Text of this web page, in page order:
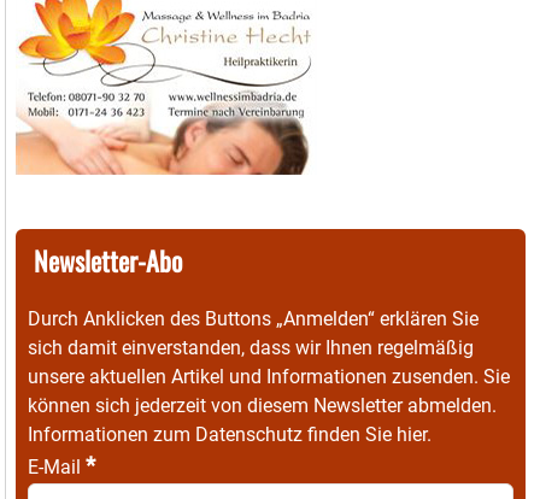
Newsletter-Abo
Durch Anklicken des Buttons „Anmelden“ erklären Sie
sich damit einverstanden, dass wir Ihnen regelmäßig
unsere aktuellen Artikel und Informationen zusenden. Sie
können sich jederzeit von diesem Newsletter abmelden.
Informationen zum Datenschutz finden Sie hier.
E-Mail *